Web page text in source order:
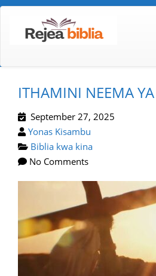
ITHAMINI NEEMA
September 27, 2025
Yonas Kisambu
Biblia kwa kina
No Comments